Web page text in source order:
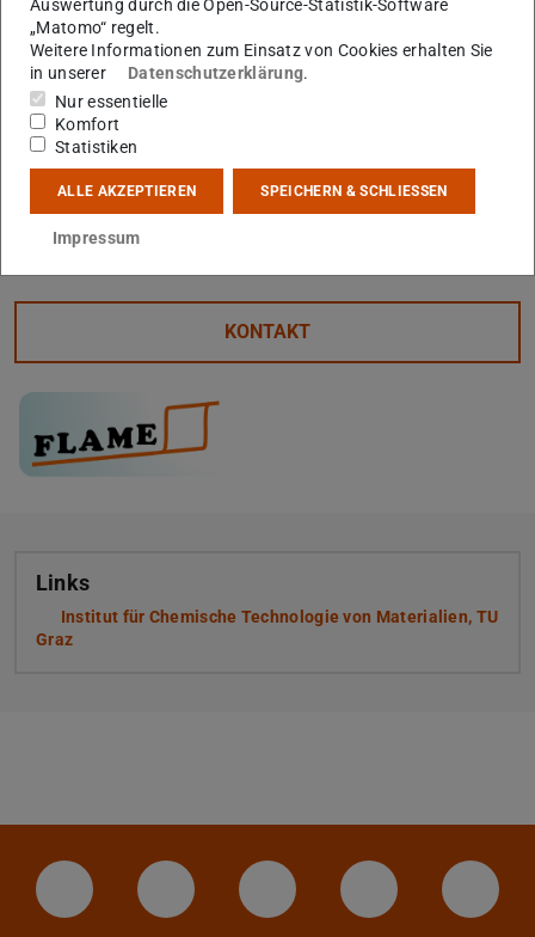
Strategische Partnerschaft
Die Strategische Partnerschaft zwischen der TU
Darmstadt und der
TU Grazwurde am 12. Juli
2017 unterzeichnet. Die vielfältigen Beziehungen
bestehen bereits seit 1985 und bilden ein dichtes
Kooperationsnetzwerk in den zahlreichen
Fachgebieten beider Institutionen.
KONTAKT
Links
Institut für Chemische Technologie von Materialien, TU
Graz
LinkedIn-Seite der TU Darmstadt
Instagram-Kanal der TU
Bluesky-Kanal der TU
Facebook-
Auswertung durch die Open-Source-Statistik-Software
„Matomo“ regelt.
Weitere Informationen zum Einsatz von Cookies erhalten Sie
in unserer
Datenschutzerklärung.
Nur essentielle
Komfort
Statistiken
ALLE AKZEPTIEREN SPEICHERN & SCHLIESSEN
Impressum